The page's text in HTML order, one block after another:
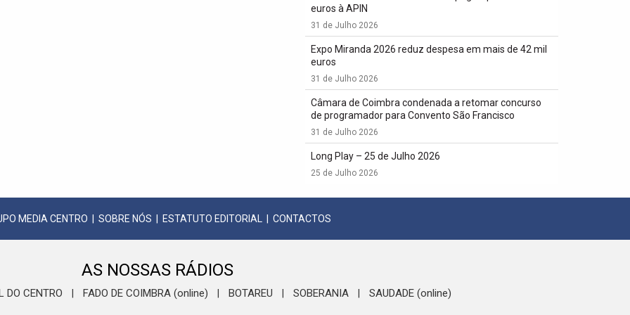
euros à APIN
31 de Julho 2026
Expo Miranda 2026 reduz despesa em mais de 42 mil
euros
31 de Julho 2026
Câmara de Coimbra condenada a retomar concurso
de programador para Convento São Francisco
31 de Julho 2026
Long Play – 25 de Julho 2026
25 de Julho 2026
MEDIA CENTRO SOBRE NÓS ESTATUTO EDITORIAL CONTACTOS
AS NOSSAS RÁDIOS
DO CENTRO FADO DE COIMBRA (online) BOTAREU SOBERANIA SAUDADE (online)